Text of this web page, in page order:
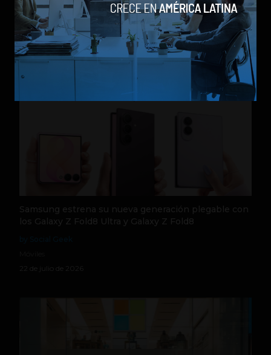
by Social Geek
Móviles
23 de julio de 2026
Samsung estrena su nueva generación plegable con
los Galaxy Z Fold8 Ultra y Galaxy Z Fold8
22 de julio de 2026